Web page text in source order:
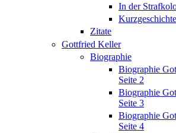
In der
Zitate
Gottfried Keller
Biographie
Biographie
Seite 2
Biographie
Seite 3
Biographie
Seite 4